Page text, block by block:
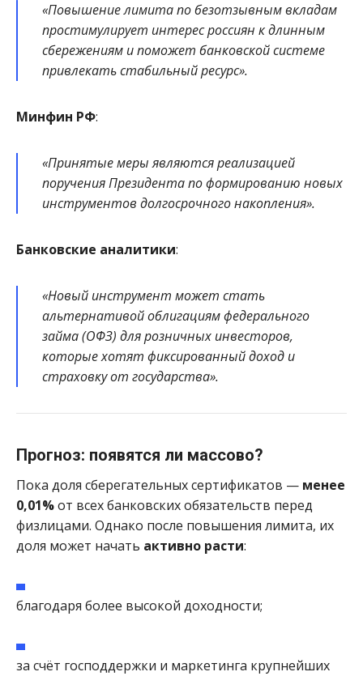
«Повышение лимита по безотзывным вкладам
простимулирует интерес россиян к длинным
сбережениям и поможет банковской системе
привлекать стабильный ресурс».
Минфин РФ:
«Принятые меры являются реализацией
поручения Президента по формированию новых
инструментов долгосрочного накопления».
Банковские аналитики:
«Новый инструмент может стать
альтернативой облигациям федерального
займа (ОФЗ) для розничных инвесторов,
которые хотят фиксированный доход и
страховку от государства».
Прогноз: появятся ли массово?
Пока доля сберегательных сертификатов — менее
0,01%от всех банковских обязательств перед
физлицами. Однако после повышения лимита, их
доля может начать активно расти:
благодаря более высокой доходности;
за счёт господдержки и маркетинга крупнейших